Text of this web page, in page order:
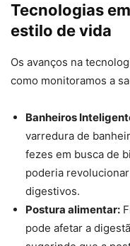
Tecnologias
estilo de vida
Os avanços na
como monitoramos a
Banheiros
varredura de
fezes em busca de
poderia
digestivos.
Postura alimentar:
pode afetar a